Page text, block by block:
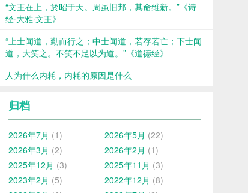
“文王在上，於昭于天。周虽旧邦，其命维新。”《诗
经·大雅·文王》
“上士闻道，勤而行之；中士闻道，若存若亡；下士闻
道，大笑之。不笑不足以为道。”《道德经》
人为什么内耗，内耗的原因是什么
归档
2026年7月 (1) 2026年5月 (22)
2026年3月 (2) 2026年2月 (1)
2025年12月 (3) 2025年11月 (3)
2023年2月 (5) 2022年12月 (8)